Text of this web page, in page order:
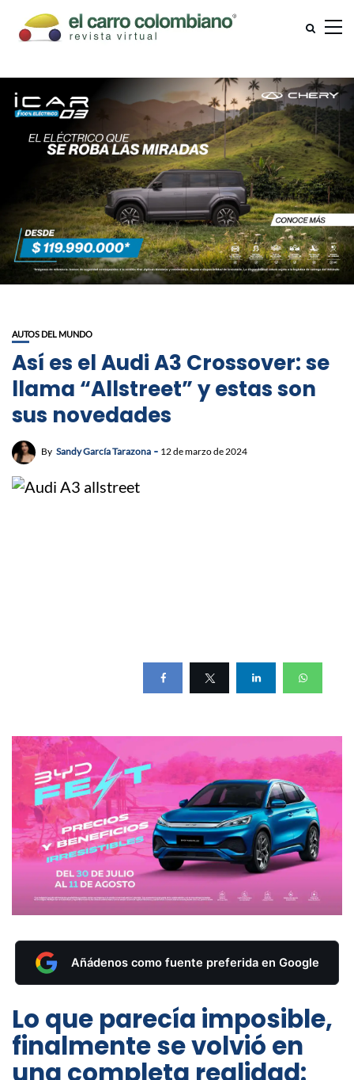
AUTOS DEL MUNDO
Así es el Audi A3 Crossover: se
llama “Allstreet” y estas son
sus novedades
By Sandy García Tarazona 12 de marzo de 2024
Añádenos como fuente preferida en Google
Lo que parecía imposible,
finalmente se volvió en